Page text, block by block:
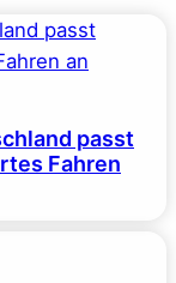
passt
Fahren